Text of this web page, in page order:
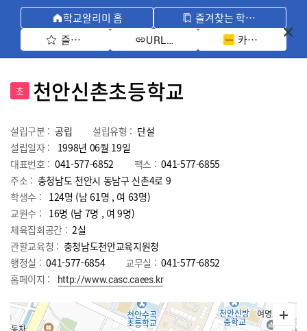
학교알리미 홈
즐겨찾는 학교 모아보기
즐겨찾기 선택
URL 복사 카카오톡 공유
초 천안신촌초등학교
설립구분 : 공립 설립유형 : 단설
설립일자 :
1998년 06월 19일
대표번호 : 041-577-6852 팩스 : 041-577-6855
주소 : 충청남도 천안시 동남구 신촌4로 9
학생수 : 124명 (남 61명 , 여 63명)
교원수 : 16명 (남 7명 , 여9명)
체육집회공간 : 2실
관할교육청 : 충청남도천안교육지원청
행정실 : 041-577-6854 교무실 : 041-577-6852
홈페이지 :
http://www.casc.caees.kr